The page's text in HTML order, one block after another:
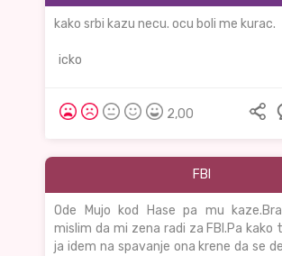
kako srbi kazu necu. ocu boli me kurac.
icko
2,00
FBI
Ode Mujo kod Hase pa mu
mislim da mi zena radi za FBI.Pa kako
ja idem na spavanje ona krene da se